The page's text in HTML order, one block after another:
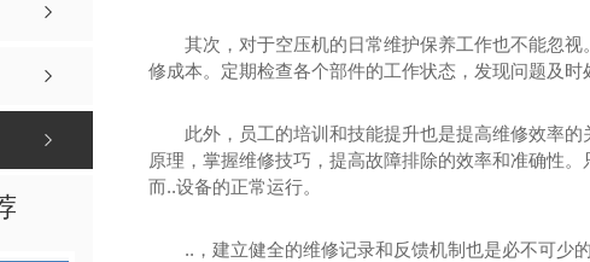
其次，对于空压机的日常维护保养工作也不能忽
修成本。定期检查各个部件的工作状态，发现问题及
此外，员工的培训和技能提升也是提高维修效率
原理，掌握维修技巧，提高故障排除的效率和准确性
而..设备的正常运行。
..，建立健全的维修记录和反馈机制也是必不可少